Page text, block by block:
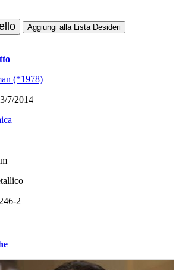
Aggiungi alla Lista Desideri
(*1978)
7/2014
2